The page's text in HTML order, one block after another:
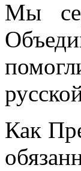
Мы
Как